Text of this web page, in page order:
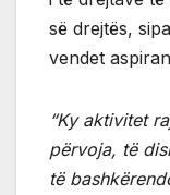
së drejtës,
vendet
“Ky aktivitet
përvoja, të
të